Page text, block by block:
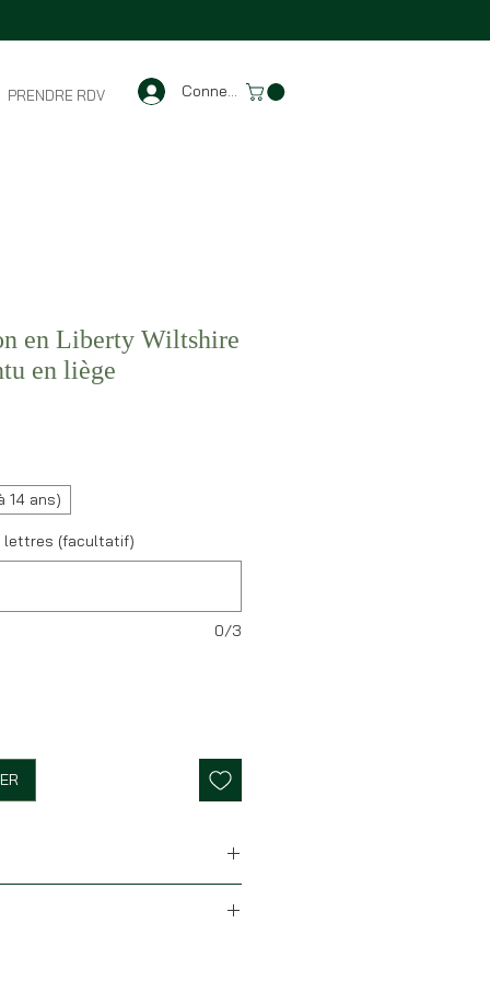
Connexion
PRENDRE RDV
en Liberty Wiltshire
en liège
14 ans)
lettres (facultatif)
0/3
allant de la taille XS à XXL (de
sous 24H. Nous postons du